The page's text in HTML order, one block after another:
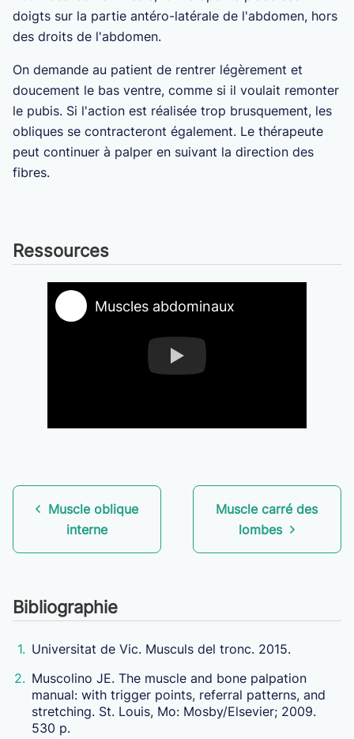
doigts sur la partie antéro-latérale de l'abdomen, hors
des droits de l'abdomen.
On demande au patient de rentrer légèrement et
doucement le bas ventre, comme si il voulait remonter
le pubis. Si l'action est réalisée trop brusquement, les
obliques se contracteront également. Le thérapeute
peut continuer à palper en suivant la direction des
fibres.
Ressources
Muscles abdominaux
Muscle oblique
interne
Muscle carré des
lombes
Bibliographie
1. Universitat de Vic. Musculs del tronc. 2015.
2. Muscolino JE.The muscleand bone palpation
manual:with trigger points, referral patterns,and
stretching. St. Louis, Mo: Mosby/Elsevier; 2009.
530 p.